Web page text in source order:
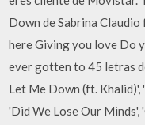
Down de Sabrina
here Giving you love Do
ever gotten to 45 letras
Let Me Down (ft. Khalid)',
'Did We Lose Our